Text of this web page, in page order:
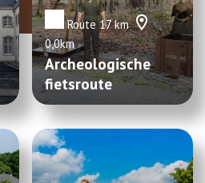
Route 17 km
0,0km
Archeologische
fietsroute
Brunssum